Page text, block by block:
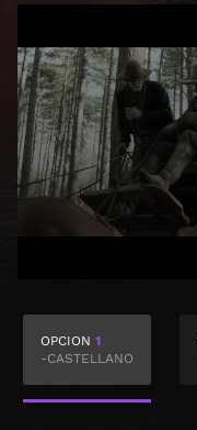
OPCION 1
-CASTELLANO